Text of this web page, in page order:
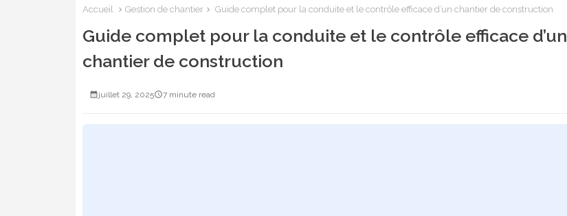
Accueil Gestion de chantier Guide complet pour la conduite et le contrôle efficace d’un chantier de construction
Guide complet pour la conduite et le contrôle efficace d’un
chantier de construction
juillet 29, 2025 7 minute read